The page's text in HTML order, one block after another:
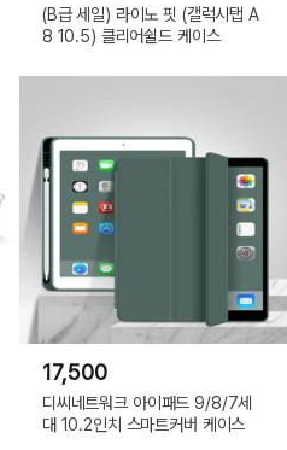
(B급 세일) 라이노 핏 (갤럭시탭 A
8 10.5) 클리어쉴드 케이스
17,500
디씨네트워크 아이패드 9/8/7세
대 10.2인치 스마트커버 케이스